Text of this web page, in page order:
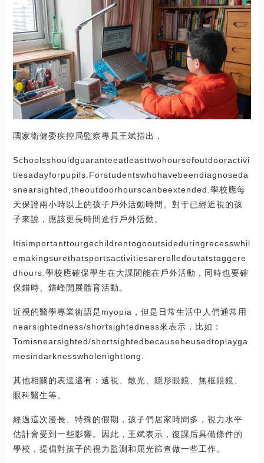
國家衛健委疾控局監察專員王斌指出，
Schoolsshouldguaranteeatleasttwohoursofoutdooractivi
tiesadayforpupils.Forstudentswhohavebeendiagnoseda
snearsighted,theoutdoorhourscanbeextended.學校應每
天保證兩小時以上的孩子戶外活動時間。對于已經近視的孩
子來說，應該更長時間進行戶外活動。
Itisimportanttourgechildrentogooutsideduringrecesswhil
emakingsurethatsportsactivitiesarerolledoutatstaggere
dhours.學校應確保學生在大課間能在戶外活動，同時也要確
保錯時、錯峰開展體育活動。
近視的醫學專業術語是myopia，但是日常生活中人們通常用
nearsightedness/shortsightedness來表示，比如：
Tomisnearsighted/shortsightedbecauseheusedtoplayga
mesindarknesswholenightlong.
其他相關的表達還有：遠視、散光、隱形眼鏡、無框眼鏡、
眼科醫生等。
經過這次漫長、特殊的假期，孩子們居家時間多，視力水平
估計會受到一些影響。因此，王斌表示，復課后具備條件的
學校，提倡對孩子的視力監測和屈光篩查做一些工作。